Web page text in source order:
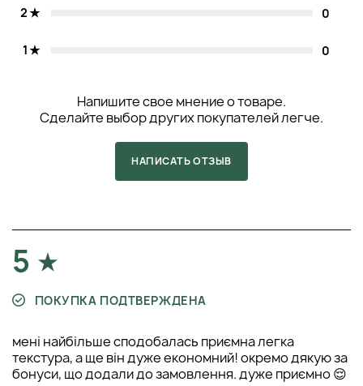
2 0
1 0
Напишите свое мнение о товаре.
Сделайте выбор других покупателей легче.
НАПИСАТЬ ОТЗЫВ
5
ПОКУПКА ПОДТВЕРЖДЕНА
мені найбільше сподобалась приємна легка
текстура, а ще він дуже економний! окремо дякую за
бонуси, що додали до замовлення. дуже приємно 😌